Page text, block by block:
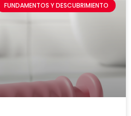
FUNDAMENTOS Y DESCUBRIMIENTO